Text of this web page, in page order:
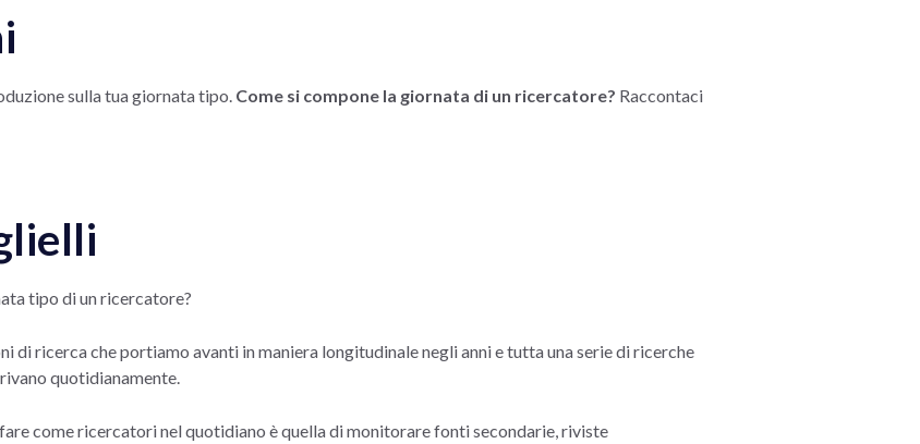
sulla tua giornata tipo. Come si compone la giornata di un ricercatore? Raccontaci
tipo di un ricercatore?
di ricerca che portiamo avanti in maniera longitudinale negli anni e tutta una serie di ricerche
quotidianamente.
come ricercatori nel quotidiano è quella di monitorare fonti secondarie, riviste